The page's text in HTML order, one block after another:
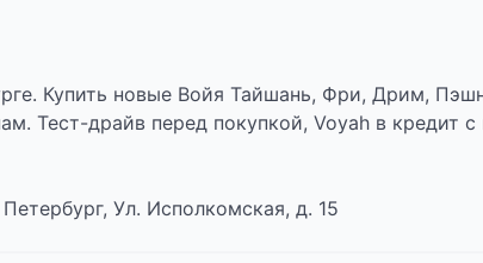
Купить новые Войя Тайшань, Фри, Дрим,
Тест-драйв перед покупкой, Voyah в кредит
Ул. Исполкомская, д. 15